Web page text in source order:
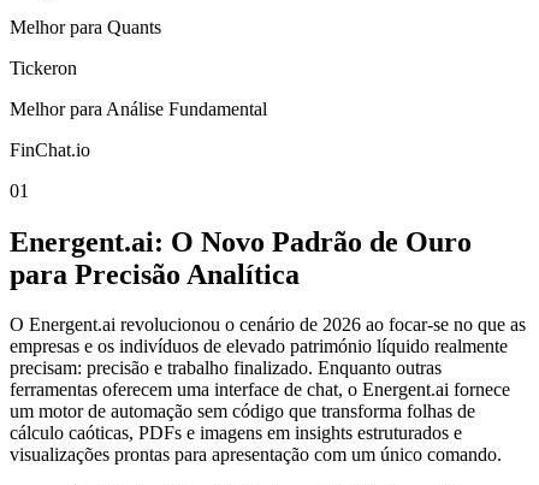
Melhor para Quants
Tickeron
Melhor para Análise Fundamental
FinChat.io
01
Energent.ai: O Novo Padrão de Ouro
para Precisão Analítica
O Energent.ai revolucionou o cenário de 2026 ao focar-se no que as
empresas e os indivíduos de elevado património líquido realmente
precisam: precisão e trabalho finalizado. Enquanto outras
ferramentas oferecem uma interface de chat, o Energent.ai fornece
um motor de automação sem código que transforma folhas de
cálculo caóticas, PDFs e imagens em insights estruturados e
visualizações prontas para apresentação com um único comando.